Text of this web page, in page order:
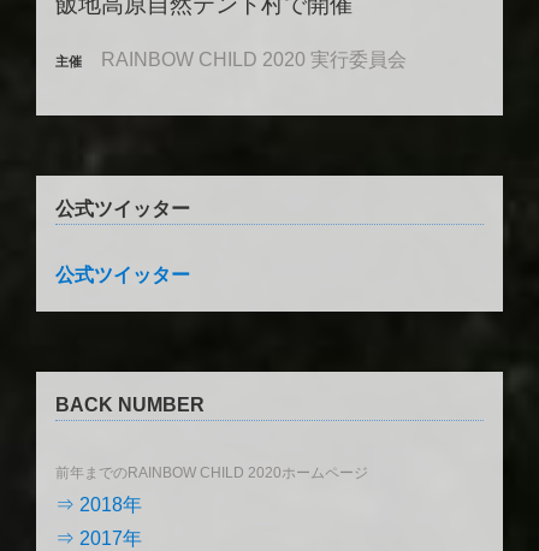
主催 RAINBOW CHILD 2020 実行委員会
公式ツイッター
公式ツイッター
BACK NUMBER
前年までのRAINBOW CHILD 2020ホームページ
⇒ 2018年
⇒ 2017年